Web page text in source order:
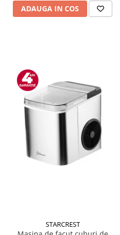
ADAUGA IN COS
STARCREST